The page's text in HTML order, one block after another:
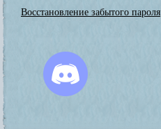
Восстановление забытого пароля